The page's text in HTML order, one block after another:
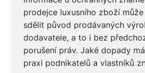
prodejce luxusního zboží
sdělit původ prodávaných
dodavatele, a to i bez
porušení práv. Jaké dopady
praxi podnikatelů a vlastníků